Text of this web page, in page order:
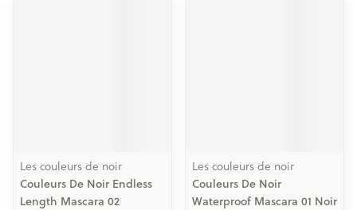
Les couleurs de noir
Couleurs De Noir Endless
Length Mascara 02
Les couleurs de noir
Couleurs De Noir
Waterproof Mascara 01 Noir